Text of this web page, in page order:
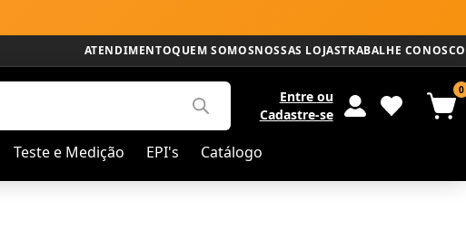
ATENDIMENTOQUEM SOMOSNOSSAS LOJASTRABALHE CONOSCO
Teste e Medição EPI's Catálogo
Entre ou
Cadastre-se
0